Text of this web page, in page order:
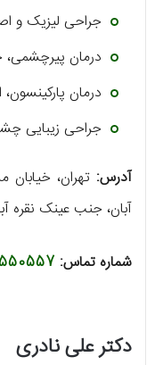
جراحی لیزیک و
درمان
درمان
جراحی زیبایی
آدرس: تهران، خیابان
آبان، جنب عینک نقره
شماره تماس:
دکتر علی نادری